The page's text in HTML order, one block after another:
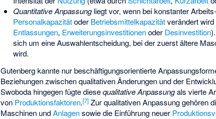
Quantitative Anpassungliegt vor, wenn bei konstanter
Personalkapazitätoder Betriebsmittelkapazitätverändert wird
Entlassungen, Erweiterungsinvestitionenoder Desinvestition
sich um eine Auswahlentscheidung, bei der zuerst ältere
wird.
Gutenberg kannte nur beschäftigungsorientierte
Beziehungen zwischen qualitativen Änderungen und der
Swoboda hingegen fügte diesequalitative Anpassungals vierte
von Produktionsfaktoren.[7] Zur qualitativen Anpassung gehören
Maschinen undAnlagensowie die Einführung neuer